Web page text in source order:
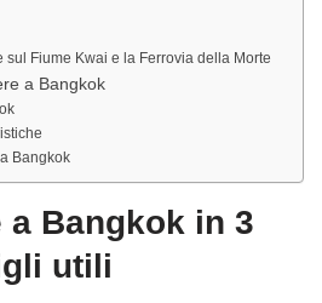
sul Fiume Kwai e la Ferrovia della Morte
a Bangkok
Bangkok
a Bangkok in 3
utili